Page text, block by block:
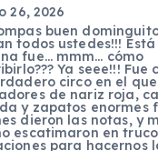
26, 2026
buen
todos ustedes!!! Está
fue… mmm… cómo
Ya seee!!! Fue
circo en el
de nariz roja,
y zapatos enormes
dieron las notas, y
escatimaron en
para hacernos